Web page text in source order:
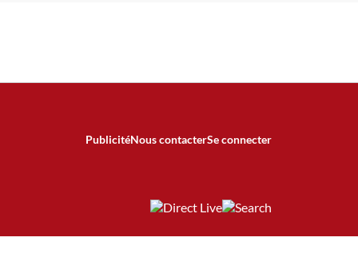
PublicitéNous contacterSe connecter